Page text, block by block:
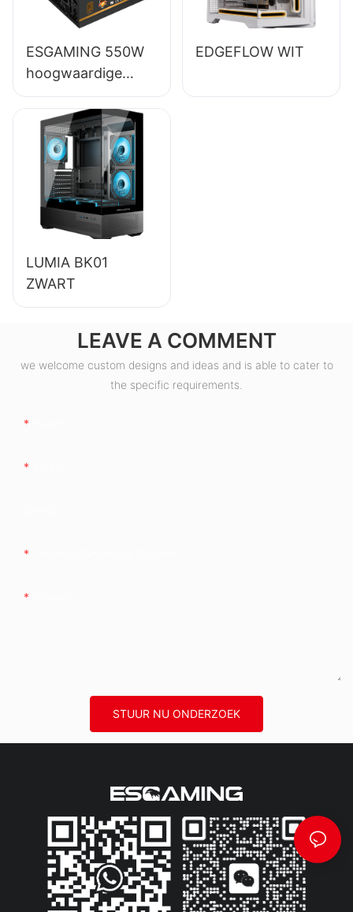
ESB650W
ESGAMING 550W
hoogwaardige
desktop-pc-
voeding met 85%
rendement en 80+
bronzen afwerking
ESB550W
EDGEFLOW WIT
LUMIA BK01
ZWART
LEAVE A COMMENT
we welcome custom designs and ideas and is able to cater to
the specific requirements.
STUUR NU ONDERZOEK